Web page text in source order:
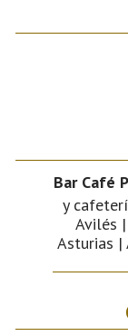
Bar Café
y
Avilés
Asturias |